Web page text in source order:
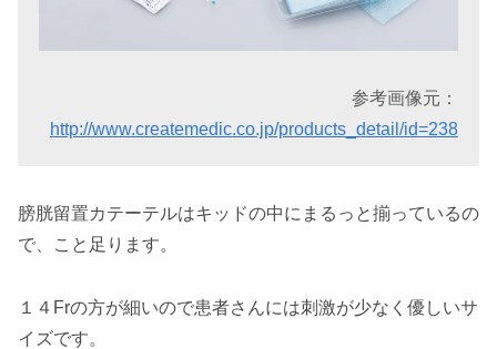
参考画像元：
http://www.createmedic.co.jp/products_detail/id=238
膀胱留置カテーテルはキッドの中にまるっと揃っているの
で、こと足ります。
１４Frの方が細いので患者さんには刺激が少なく優しいサ
イズです。